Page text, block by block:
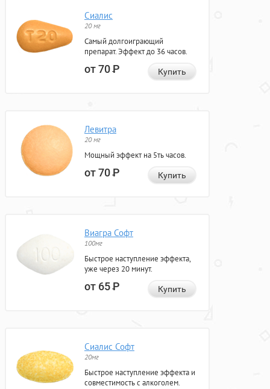
Сиалис
20 мг
Самый долгоиграющий
препарат. Эффект до 36 часов.
от 70Р Купить
Левитра
20 мг
Мощный эффект на 5ть часов.
от 70Р Купить
Виагра Софт
100мг
Быстрое наступление эффекта,
уже через 20 минут.
от 65Р Купить
Сиалис Софт
20мг
Быстрое наступление эффекта и
совместимость с алкоголем.